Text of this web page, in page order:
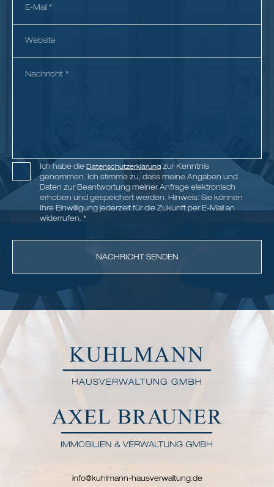
Ich habe die Datenschutzerklärung zur Kenntnis
genommen. Ich stimme zu, dass meine Angaben und
Daten zur Beantwortung meiner Anfrage elektronisch
erhoben und gespeichert werden. Hinweis: Sie können
Ihre Einwilligung jederzeit für die Zukunft per E-Mail an
widerrufen. *
info@kuhlmann-hausverwaltung.de